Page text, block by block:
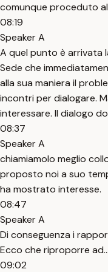
comunque proceduto
08:19
Speaker A
A quel punto è arrivata
Sede che
alla sua maniera il
incontri per dialogare.
interessare. Il dialogo
08:37
Speaker A
chiamiamolo meglio
proposto noi a suo
ha mostrato interesse.
08:47
Speaker A
Di conseguenza i
Ecco che riproporre ad...
09:02